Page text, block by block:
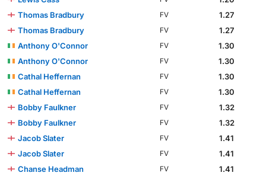
Thomas Bradbury
FV
1.27
Thomas Bradbury
FV
1.27
Anthony O'Connor
FV
1.30
Anthony O'Connor
FV
1.30
Cathal Heffernan
FV
1.30
Cathal Heffernan
FV
1.30
Bobby Faulkner
FV
1.32
Bobby Faulkner
FV
1.32
Jacob Slater
FV
1.41
Jacob Slater
FV
1.41
Chanse Headman
FV
1.41